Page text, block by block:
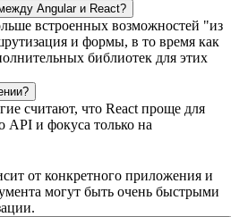
Angular и React?
встроенных возможностей "из
и формы, в то время как
библиотек для этих
считают, что React проще для
API и фокуса только на
от конкретного приложения и
могут быть очень быстрыми